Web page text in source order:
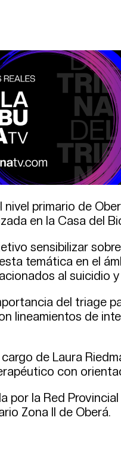
primario de
en la Casa del
sensibilizar
temática en el
al suicidio
del triage
lineamientos de
de Laura
con
por la Red
Zona II de Oberá.